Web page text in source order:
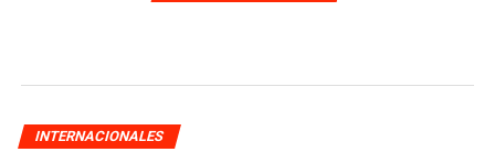
INTERNACIONALES